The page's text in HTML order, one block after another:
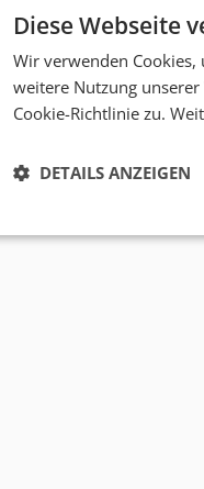
Diese Webseite
Wir verwenden
weitere Nutzung
Cookie-Richtlinie zu.
DETAILS ANZEIGEN